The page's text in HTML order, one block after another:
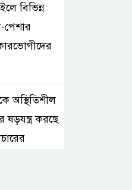
বিভিন্ন
পেশার
অস্থিতিশীল
ষড়যন্ত্র করছে